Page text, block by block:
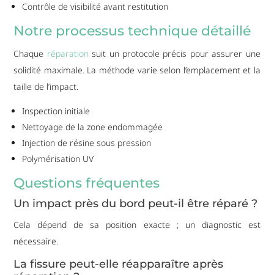
Contrôle de visibilité avant restitution
Notre processus technique détaillé
Chaque réparationsuit un protocole précis pour assurer une
solidité maximale. La méthode varie selon l’emplacement et la
taille de l’impact.
Inspection initiale
Nettoyage de la zone endommagée
Injection de résine sous pression
Polymérisation UV
Questions fréquentes
Un impact près du bord peut-il être réparé ?
Cela dépend de sa position exacte ; un diagnostic est
nécessaire.
La fissure peut-elle réapparaître après